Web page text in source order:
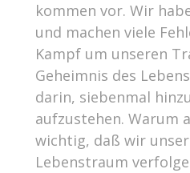
kommen vor. Wir
und machen viele
Kampf um unseren
Geheimnis des
darin, siebenmal
aufzustehen. Warum
wichtig, daß wir
Lebenstraum